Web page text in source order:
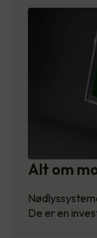
Alt om
De er en